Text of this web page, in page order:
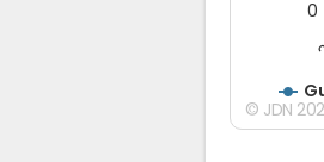
0
© JDN